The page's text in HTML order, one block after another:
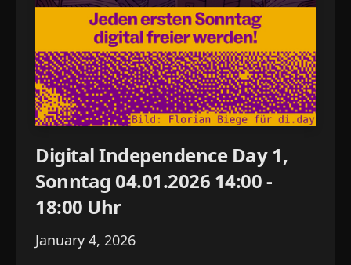
Digital Independence Day 1,
Sonntag 04.01.2026 14:00 -
18:00 Uhr
January 4, 2026